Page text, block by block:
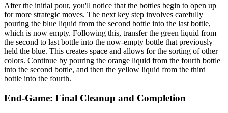
After the initial pour, you'll notice that the bottles begin to open up
for more strategic moves. The next key step involves carefully
pouring the blue liquid from the second bottle into the last bottle,
which is now empty. Following this, transfer the green liquid from
the second to last bottle into the now-empty bottle that previously
held the blue. This creates space and allows for the sorting of other
colors. Continue by pouring the orange liquid from the fourth bottle
into the second bottle, and then the yellow liquid from the third
bottle into the fourth.
End-Game: Final Cleanup and Completion